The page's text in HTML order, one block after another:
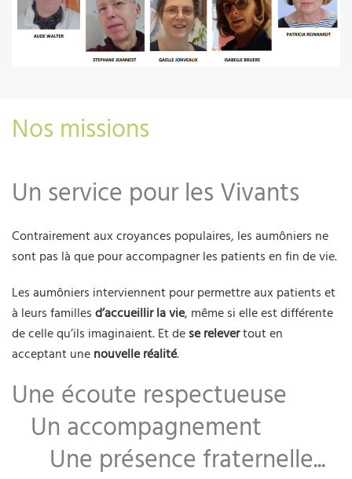
Nos missions
Un service pour les Vivants
Contrairement aux croyances populaires, les aumôniers ne
sont pas là que pour accompagner les patients en fin de vie.
Les aumôniers interviennent pour permettre aux patients et
à leurs familles d’accueillir la vie, même si elle est différente
de celle qu’ils imaginaient. Et de se relevertout en
acceptant une nouvelle réalité.
Une écoute respectueuse
Un accompagnement
Une présence fraternelle...